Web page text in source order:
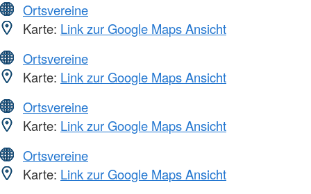
Ortsvereine
Karte: Link zur Google Maps Ansicht
Ortsvereine
Karte: Link zur Google Maps Ansicht
Ortsvereine
Karte: Link zur Google Maps Ansicht
Ortsvereine
Karte: Link zur Google Maps Ansicht